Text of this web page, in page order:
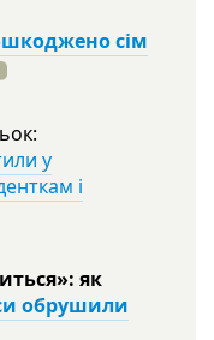
сім
у
і
як
обрушили